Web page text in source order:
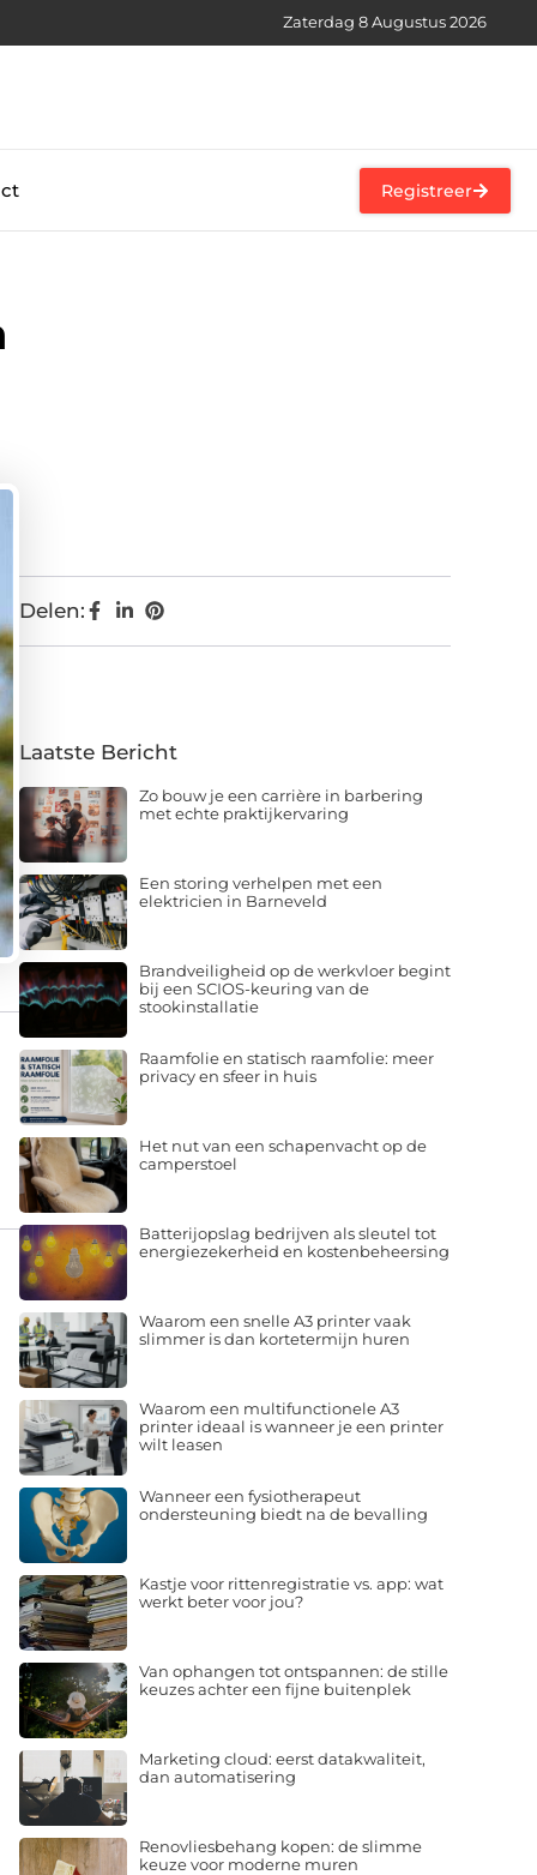
Zaterdag 8 Augustus 2026
Registreer
Delen:
Laatste Bericht
Zo bouw je een carrière in barbering
met echte praktijkervaring
Een storing verhelpen met een
elektricien in Barneveld
Brandveiligheid op de werkvloer begint
bij een SCIOS-keuring van de
stookinstallatie
Raamfolie en statisch raamfolie: meer
privacy en sfeer in huis
Het nut van een schapenvacht op de
camperstoel
Batterijopslag bedrijven als sleutel tot
energiezekerheid en kostenbeheersing
Waarom een snelle A3 printer vaak
slimmer is dan kortetermijn huren
Waarom een multifunctionele A3
printer ideaal is wanneer je een printer
wilt leasen
Wanneer een fysiotherapeut
ondersteuning biedt na de bevalling
Kastje voor rittenregistratie vs. app: wat
werkt beter voor jou?
Van ophangen tot ontspannen: de stille
keuzes achter een fijne buitenplek
Marketing cloud: eerst datakwaliteit,
dan automatisering
Renovliesbehang kopen: de slimme
keuze voor moderne muren